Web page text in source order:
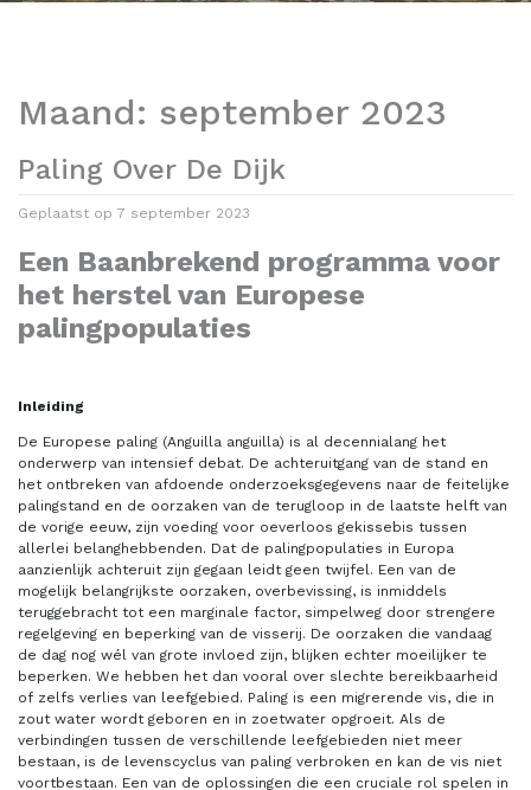
Maand: september 2023
Paling Over De Dijk
Geplaatst op 7 september 2023
Een Baanbrekend programma voor
het herstel van Europese
palingpopulaties
Inleiding
De Europese paling (Anguilla anguilla) is al decennialang het
onderwerp van intensief debat. De achteruitgang van de stand en
het ontbreken van afdoende onderzoeksgegevens naar de feitelijke
palingstand en de oorzaken van de terugloop in de laatste helft van
de vorige eeuw, zijn voeding voor oeverloos gekissebis tussen
allerlei belanghebbenden. Dat de palingpopulaties in Europa
aanzienlijk achteruit zijn gegaan leidt geen twijfel. Een van de
mogelijk belangrijkste oorzaken, overbevissing, is inmiddels
teruggebracht tot een marginale factor, simpelweg door strengere
regelgeving en beperking van de visserij. De oorzaken die vandaag
de dag nog wél van grote invloed zijn, blijken echter moeilijker te
beperken. We hebben het dan vooral over slechte bereikbaarheid
of zelfs verlies van leefgebied. Paling is een migrerende vis, die in
zout water wordt geboren en in zoetwater opgroeit. Als de
verbindingen tussen de verschillende leefgebieden niet meer
bestaan, is de levenscyclus van paling verbroken en kan de vis niet
voortbestaan. Een van de oplossingen die een cruciale rol spelen in